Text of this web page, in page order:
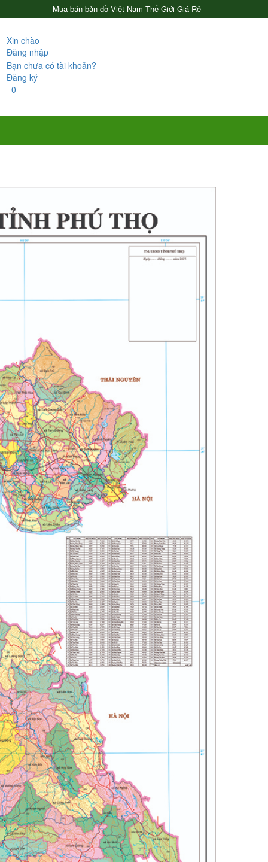
Mua bán bản đồ Việt Nam Thế Giới Giá Rẻ
Xin chào
Đăng nhập
Bạn chưa có tài khoản?
Đăng ký
0